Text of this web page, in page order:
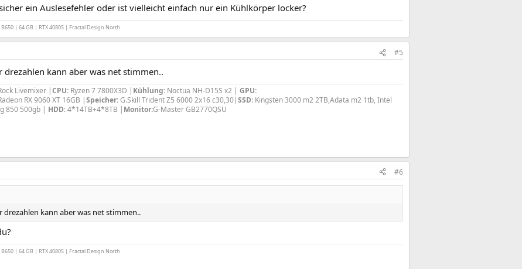
ein Auslesefehler oder ist vielleicht einfach nur ein Kühlkörper locker?
| 64 GB | RTX 4080S | Fractal Design North
#5
drezahlen kann aber was net stimmen..
Livemixer |CPU: Ryzen 7 7800X3D | Kühlung: Noctua NH-D15S x2 | GPU:
RX 9060 XT 16GB |Speicher:G.Skill Trident Z5 6000 2x16 c30,30|SSD: Kingsten 3000 m2 2TB,Adata m2 1tb, Intel
850 500gb | HDD: 4*14TB+4*8TB | Monitor:G-Master GB2770QSU
#6
drezahlen kann aber was net stimmen..
| 64 GB | RTX 4080S | Fractal Design North